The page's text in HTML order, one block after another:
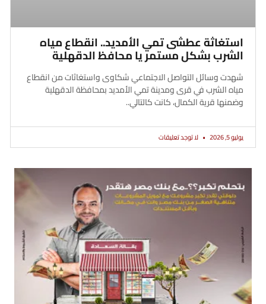
استغاثة عطشى تمي الأمديد.. انقطاع مياه
الشرب بشكل مستمر يا محافظ الدقهلية
شهدت وسائل التواصل الاجتماعي شكاوى واستغاثات من انقطاع
مياه الشرب في قرى ومدينة تمي الأمديد بمحافظة الدقهلية
وضمنها قرية الكمال، كانت كالتالي..
يوليو 5, 2026 لا توجد تعليقات